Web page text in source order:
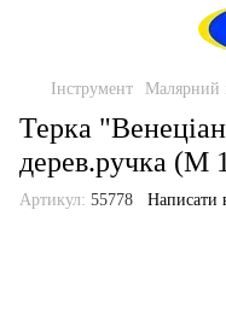
Інструмент Малярний
Терка
дерев.ручка (М
Артикул: 55778 Написати